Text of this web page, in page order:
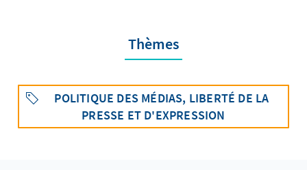
Thèmes
POLITIQUE DES MÉDIAS, LIBERTÉ DE LA
PRESSE ET D'EXPRESSION